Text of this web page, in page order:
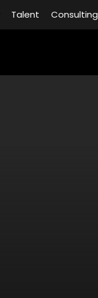
Talent Consulting